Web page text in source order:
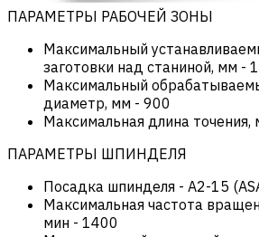
ПАРАМЕТРЫ РАБОЧЕЙ ЗОНЫ
Максимальный
заготовки над станиной, мм -
Максимальный
диаметр, мм - 900
Максимальная длина точения,
ПАРАМЕТРЫ ШПИНДЕЛЯ
Посадка шпинделя - А2-15
Максимальная частота
мин - 1400